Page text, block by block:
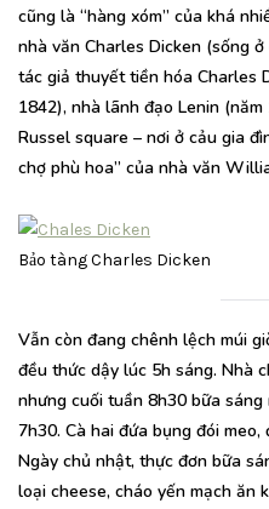
cũng là “hàng xóm” của khá
nhà văn Charles Dicken (sống
tác giả thuyết tiền hóa Charles
1842), nhà lãnh đạo Lenin
Russel square – nơi ở cảu gia
chợ phù hoa” của nhà văn
Bảo tàng Charles Dicken
Vẫn còn đang chênh lệch múi
đều thức dậy lúc 5h sáng. Nhà
nhưng cuối tuần 8h30 bữa
7h30. Cà hai đứa bụng đói
Ngày chủ nhật, thực đơn bữa
loại cheese, cháo yến mạch ăn